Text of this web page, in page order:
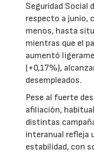
Seguridad Social
respecto a junio,
menos, hasta
mientras que el
aumentó
(+0,17%),
desempleados.
Pese al fuerte
afiliación,
distintas
interanual refleja
estabilidad, con